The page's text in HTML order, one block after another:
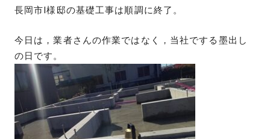
長岡市I様邸の基礎工事は順調に終了。
今日は，業者さんの作業ではなく，当社でする墨出し
の日です。